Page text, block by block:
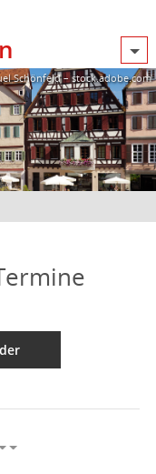
Schönfeld – stock.adobe.com